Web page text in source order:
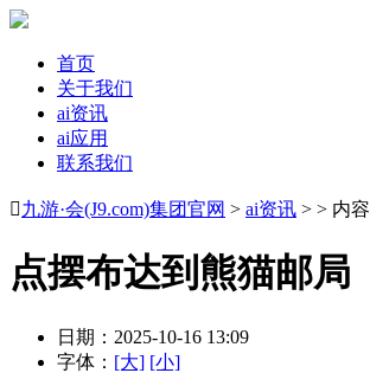
首页
关于我们
ai资讯
ai应用
联系我们
九游·会(J9.com)集团官网 > ai资讯 > > 内容
点摆布达到熊猫邮局
日期：2025-10-16 13:09
字体： [大] [小]